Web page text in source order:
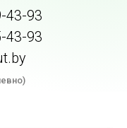
43-93
43-93